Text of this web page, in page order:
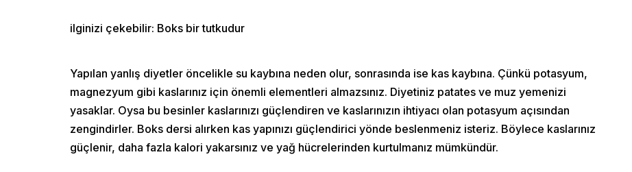
ilginizi çekebilir: Boks bir tutkudur
Yapılan yanlış diyetler öncelikle su kaybına neden olur, sonrasında ise kas kaybına. Çünkü potasyum,
magnezyum gibi kaslarınız için önemli elementleri almazsınız. Diyetiniz patates ve muz yemenizi
yasaklar. Oysa bu besinler kaslarınızı güçlendiren ve kaslarınızın ihtiyacı olan potasyum açısından
zengindirler. Boks dersi alırken kas yapınızı güçlendirici yönde beslenmeniz isteriz. Böylece kaslarınız
güçlenir, daha fazla kalori yakarsınız ve yağ hücrelerinden kurtulmanız mümkündür.